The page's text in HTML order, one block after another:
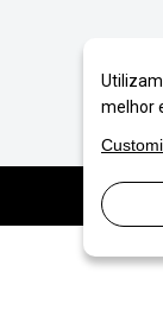
©
melhor